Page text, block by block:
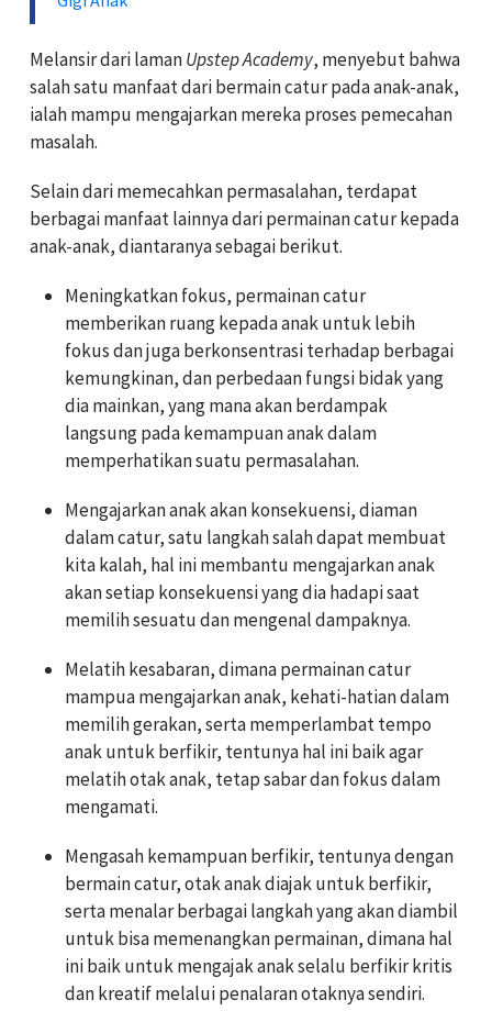
Melansir dari lamanUpstep Academy, menyebut bahwa
salah satu manfaat dari bermain catur pada anak-anak,
ialah mampu mengajarkan mereka proses pemecahan
masalah.
Selain dari memecahkan permasalahan, terdapat
berbagai manfaat lainnya dari permainan catur kepada
anak-anak, diantaranya sebagai berikut.
Meningkatkan fokus, permainan catur
memberikan ruang kepada anak untuk lebih
fokus dan juga berkonsentrasi terhadap berbagai
kemungkinan, dan perbedaan fungsi bidak yang
dia mainkan, yang mana akan berdampak
langsung pada kemampuan anak dalam
memperhatikan suatu permasalahan.
Mengajarkan anak akan konsekuensi, diaman
dalam catur, satu langkah salah dapat membuat
kita kalah, hal ini membantu mengajarkan anak
akan setiap konsekuensi yang dia hadapi saat
memilih sesuatu dan mengenal dampaknya.
Melatih kesabaran, dimana permainan catur
mampua mengajarkan anak, kehati-hatian dalam
memilih gerakan, serta memperlambat tempo
anak untuk berfikir, tentunya hal ini baik agar
melatih otak anak, tetap sabar dan fokus dalam
mengamati.
Mengasah kemampuan berfikir, tentunya dengan
bermain catur, otak anak diajak untuk berfikir,
serta menalar berbagai langkah yang akan diambil
untuk bisa memenangkan permainan, dimana hal
ini baik untuk mengajak anak selalu berfikir kritis
dan kreatif melalui penalaran otaknya sendiri.